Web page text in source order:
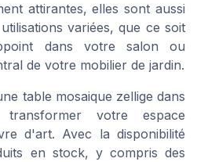
attirantes, elles sont aussi
variées, que ce soit
dans votre salon ou
de votre mobilier de jardin.
table mosaique zellige dans
votre espace
d'art. Avec la disponibilité
en stock, y compris des